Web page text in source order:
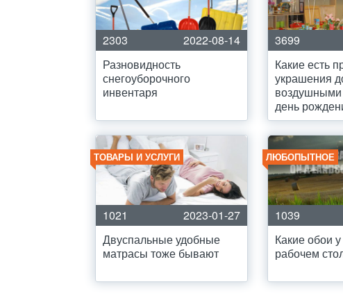
2303
2022-08-14
Разновидность
снегоуборочного
инвентаря
3699
Какие есть
украшения
день
ТОВАРЫ И УСЛУГИ
1021
2023-01-27
Двуспальные удобные
матрасы тоже бывают
ЛЮБОПЫТНОЕ
1039
Какие обои
рабочем